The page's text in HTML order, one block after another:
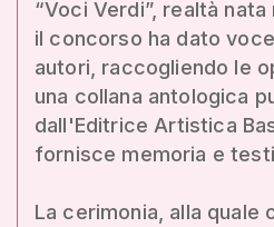
“Voci Verdi”, realtà
il concorso ha dato
autori, raccogliendo le
una collana antologica
dall'Editrice Artistica
fornisce memoria e
La cerimonia, alla quale